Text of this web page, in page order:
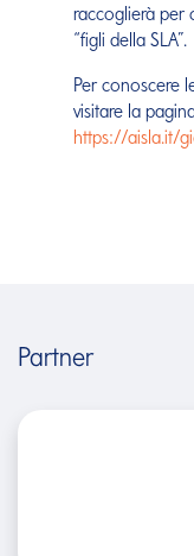
raccoglierà per
“figli della SLA”.
Per conoscere
visitare la
https://aisla.it/
Partner